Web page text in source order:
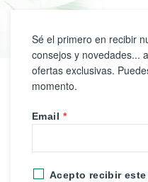
Sé el primero en recibir
consejos y novedades...
ofertas exclusivas.
momento.
Email
Acepto recibir